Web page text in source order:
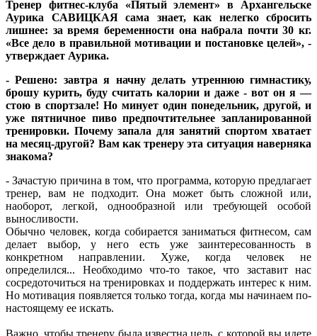
Тренер фитнес-клуба «Пятый элемент» в Архангельске
Аурика САВИЦКАЯсама знает, как нелегко сбросить
лишнее: за время беременности она набрала почти 30 кг.
«Все дело в правильной мотивации и постановке целей», -
утверждает Аурика.
- Решено: завтра я начну делать утреннюю гимнастику,
брошу курить, буду считать калории и даже - вот он я —
стою в спортзале! Но минует один понедельник, другой, и
уже пятничное пиво предпочтительнее запланированной
тренировки. Почему запала для занятий спортом хватает
на месяц-другой? Вам как тренеру эта ситуация наверняка
знакома?
- Зачастую причина в том, что программа, которую предлагает
тренер, вам не подходит. Она может быть сложной или,
наоборот, легкой, однообразной или требующей особой
выносливости.
Обычно человек, когда собирается заниматься фитнесом, сам
делает выбор, у него есть уже заинтересованность в
конкретном направлении. Хуже, когда человек не
определился... Необходимо что-то такое, что заставит нас
сосредоточиться на тренировках и поддержать интерес к ним.
Но мотивация появляется только тогда, когда мы начинаем по-
настоящему ее искать.
Важно, чтобы тренеру была известна цель, с которой вы идете